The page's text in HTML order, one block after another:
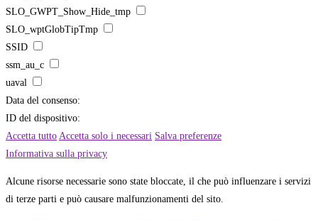
SLO_GWPT_Show_Hide_tmp
SLO_wptGlobTipTmp
SSID
ssm_au_c
uaval
Data del consenso:
ID del dispositivo:
Accetta tutto Accetta solo i necessari Salva preferenze
Informativa sulla privacy
Alcune risorse necessarie sono state bloccate, il che può influenzare i servizi
di terze parti e può causare malfunzionamenti del sito.